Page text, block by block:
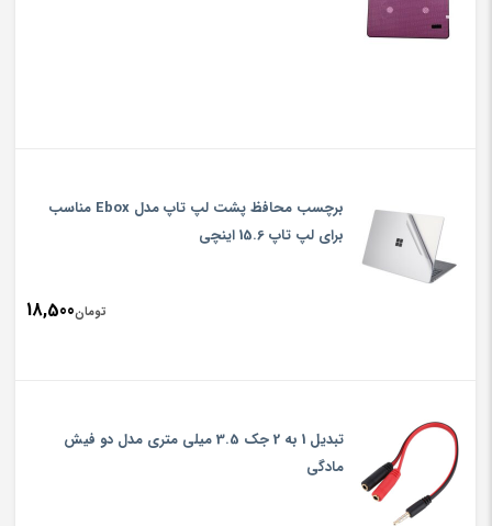
برچسب محافظ پشت لپ تاپ مدل Ebox مناسب
برای لپ تاپ 15.6 اینچی
تومان18,500
تبدیل 1 به 2 جک 3.5 میلی متری مدل دو فیش
مادگی